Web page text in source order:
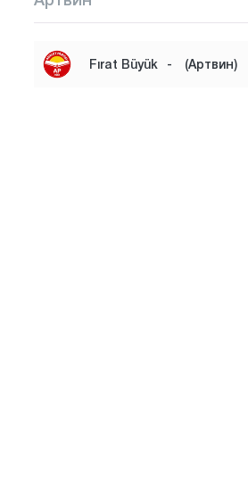
Fırat Büyük - (Артвин)